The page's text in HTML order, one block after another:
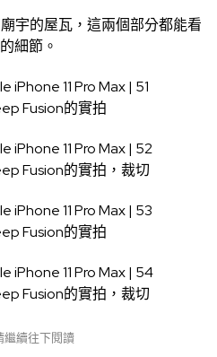
宇的屋瓦，這兩個部分都能看
細節。
Fusion的實拍
Fusion的實拍，裁切
Fusion的實拍
Fusion的實拍，裁切
繼續往下閱讀